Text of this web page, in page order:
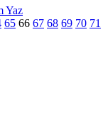
Yaz
65 66 67 68 69 70 71